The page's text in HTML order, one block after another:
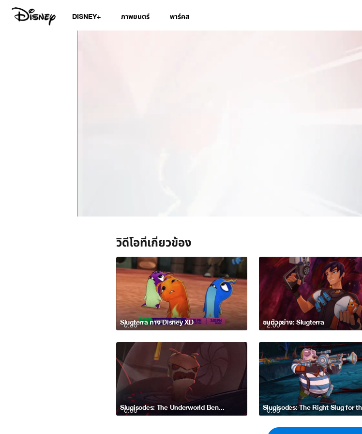
DISNEY+ ภาพยนตร์ พาร์คส
วิดีโอที่เกี่ยวข้อง
0:30
Slugterra ทาง Disney XD 2:00
ชมตัวอย่าง: Slugterra
0:58 Slugisodes: The Underworld Beneath Your Feet 0:58